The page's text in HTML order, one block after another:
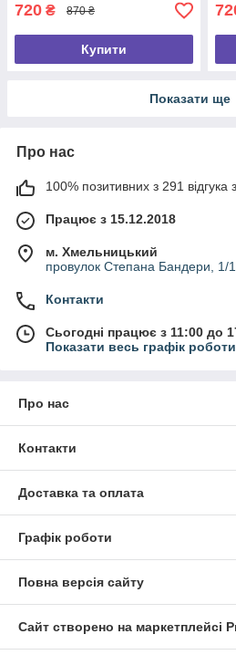
720 ₴ 870 ₴
Купити
Показати ще
Про нас
100% позитивних з 291 відгука
Працює з 15.12.2018
м. Хмельницький
провулок Степана Бандери, 1/
Контакти
Сьогодні працює з 11:00 до
Показати весь графік роботи
Про нас
Контакти
Доставка та оплата
Графік роботи
Повна версія сайту
Сайт створено на маркетплейсі